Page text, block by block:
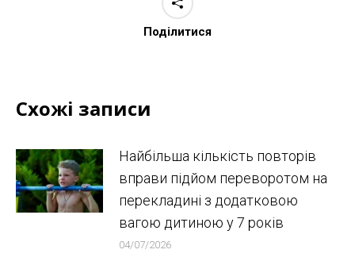
Поділитися
Схожі записи
Найбільша кількість повторів
вправи підйом переворотом на
перекладині з додатковою
вагою дитиною у 7 років
04/07/2026